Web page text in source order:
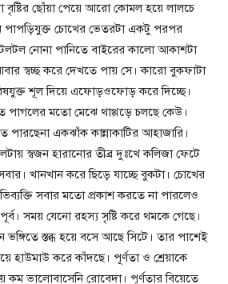
বৃষ্টির ছোঁয়া পেয়ে আরো কোমল হয়ে লালচে
পাপড়িযুক্ত চোখের ভেতরটা একটু পরপর
নোনা পানিতে বাইরের কালো আকাশটা
স্বচ্ছ করে দেখতে পায় সে। কারো বুকফাটা
শূল দিয়ে এফোড়ওফোড় করে দিচ্ছে।
পাগলের মতো মেঝে থাপ্পড়ে চলছে কেউ।
পারছেনা একঝাঁক কান্নাকাটির আহাজারি।
স্বজন হারানোর তীব্র দুঃখে কলিজা ফেটে
খানখান করে ছিড়ে যাচ্ছে বুকটা। চোখের
সবার মতো প্রকাশ করতে না পারলেও
সময় যেনো রহস্য সৃষ্টি করে থমকে গেছে।
ভঙ্গিতে স্তব্ধ হয়ে বসে আছে সিটে। তার পাশেই
হাউমাউ করে কাঁদছে। পূর্ণতা ও শ্রেয়াকে
ভালোবাসেনি রোবেদা। পূর্ণতার বিয়েতে